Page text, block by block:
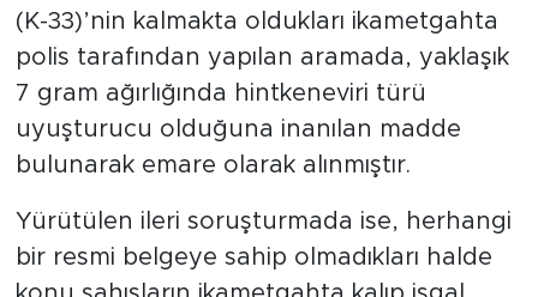
(K-33)’nin kalmakta oldukları ikametgahta
polis tarafından yapılan aramada, yaklaşık
7 gram ağırlığında hintkeneviri türü
uyuşturucu olduğuna inanılan madde
bulunarak emare olarak alınmıştır.
Yürütülen ileri soruşturmada ise, herhangi
bir resmi belgeye sahip olmadıkları halde